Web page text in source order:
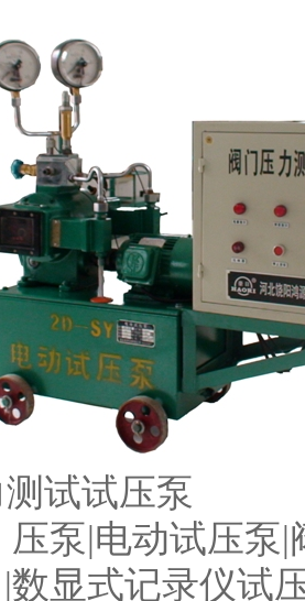
试试压泵
压泵|电动试压泵
|数显式记录仪